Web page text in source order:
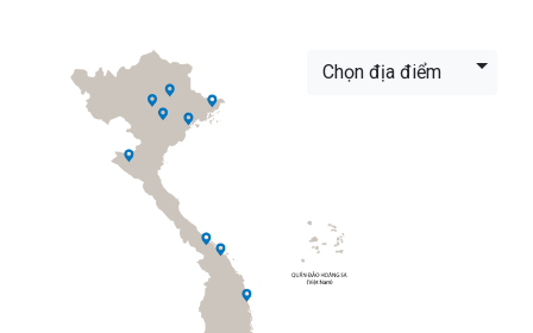
Chọn địa điểm